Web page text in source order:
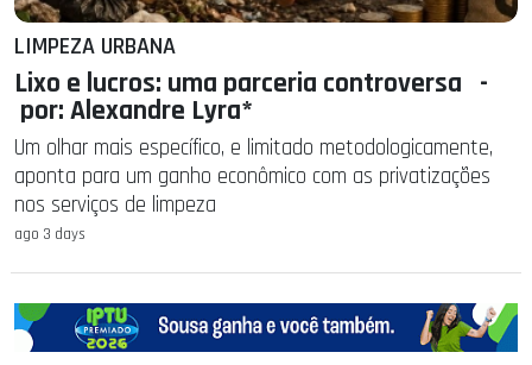
LIMPEZA URBANA
Lixo e lucros: uma parceria controversa -
por: Alexandre Lyra*
Um olhar mais específico, e limitado metodologicamente,
aponta para um ganho econômico com as privatizações
nos serviços de limpeza
ago 3 days